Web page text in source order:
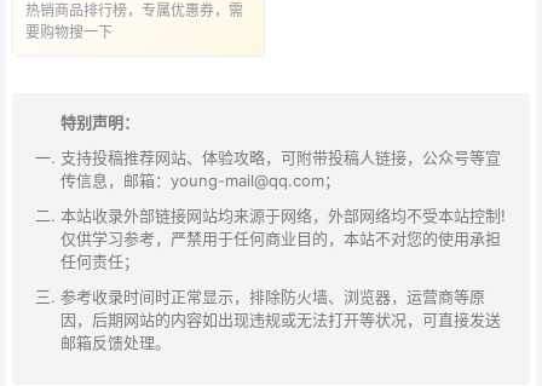
热销商品排行榜，专属优惠券，需
要购物搜一下
特别声明：
支持投稿推荐网站、体验攻略，可附带投稿人链接，公众号等宣
传信息，邮箱：young-mail@qq.com；
本站收录外部链接网站均来源于网络，外部网络均不受本站控制!
仅供学习参考，严禁用于任何商业目的，本站不对您的使用承担
任何责任；
参考收录时间时正常显示，排除防火墙、浏览器，运营商等原
因，后期网站的内容如出现违规或无法打开等状况，可直接发送
邮箱反馈处理。